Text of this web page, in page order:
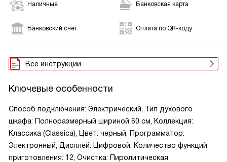
Наличные Банковская карта
Банковский счет Оплата по QR-коду
Все инструкции
Ключевые особенности
Способ подключения: Электрический, Тип духового
шкафа: Полноразмерный шириной 60 см, Коллекция:
Классика (Classica), Цвет: черный, Программатор:
Электронный, Дисплей: Цифровой, Количество функций
приготовления: 12, Очистка: Пиролитическая